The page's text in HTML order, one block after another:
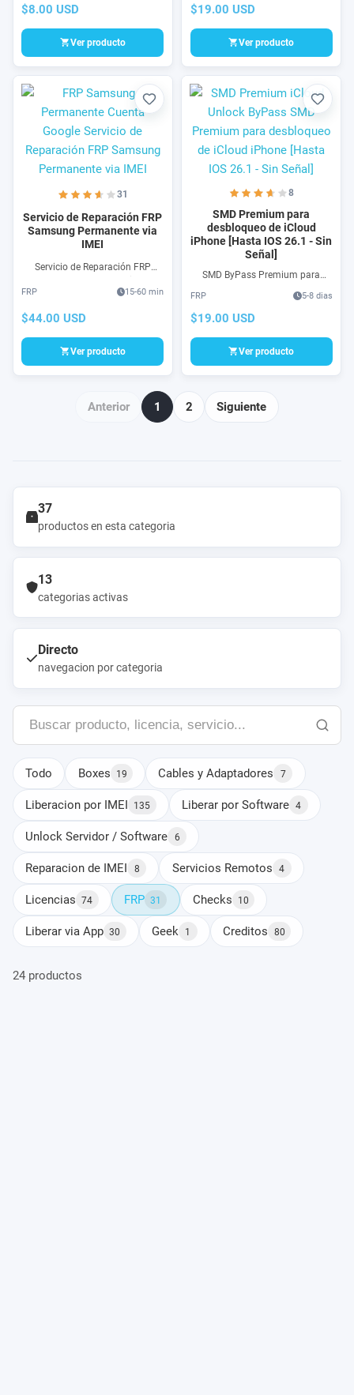
código de tu iPhone via Software
$8.00 USD
Ver producto
inicio (Hello)
$19.00 USD
Ver producto
Favorito
31
Servicio de Reparación FRP
Samsung Permanente via
IMEI
Servicio de Reparación FRP
Samsung Permanente via IMEI
Desbloqueo de cuenta Google.
sin tocar el software, sin cables,
FRP 15-60 min
$44.00 USD
Ver producto
8
SMD Premium para
desbloqueo de iCloud
iPhone [Hasta IOS 26.1 - Sin
Señal]
SMD ByPass Premium para
pantalla Hello y bloqueo por
código de tu iPhone via Software
FRP 5-8 dias
$19.00 USD
Ver producto
Anterior 1 2 Siguiente
37
productos en esta categoria
13
categorias activas
Directo
navegacion por categoria
Buscar
producto
Todo Boxes 19 Cables y Adaptadores 7
Liberacion por IMEI 135 Liberar por Software 4
Unlock Servidor / Software 6
Reparacion de IMEI 8 Servicios Remotos 4
Licencias 74 FRP 31 Checks 10
Liberar via App 30 Geek 1 Creditos 80
24 productos